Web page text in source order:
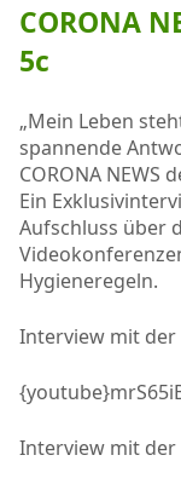
CORONA
5c
„Mein Leben
spannende
CORONA NEWS
Ein
Aufschluss über
Hygieneregeln.
Interview mit der
Interview mit der